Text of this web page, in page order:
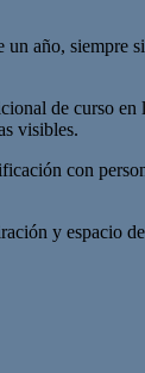
año, siempre
de curso en
visibles.
con
y espacio